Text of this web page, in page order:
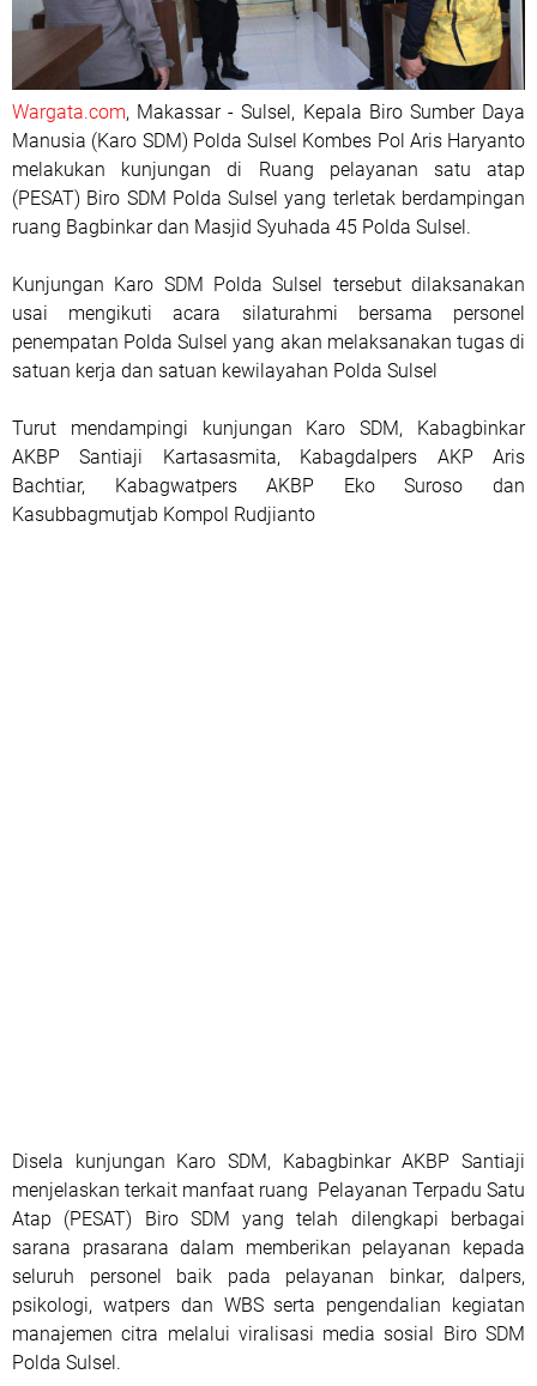
Wargata.com, Makassar - Sulsel, Kepala Biro Sumber Daya
Manusia (Karo SDM) Polda Sulsel Kombes Pol Aris Haryanto
melakukan kunjungan di Ruang pelayanan satu atap
(PESAT) Biro SDM Polda Sulsel yang terletak berdampingan
ruang Bagbinkar dan Masjid Syuhada 45 Polda Sulsel.
Kunjungan Karo SDM Polda Sulsel tersebut dilaksanakan
usai mengikuti acara silaturahmi bersama personel
penempatan Polda Sulsel yang akan melaksanakan tugas di
satuan kerja dan satuan kewilayahan Polda Sulsel
Turut mendampingi kunjungan Karo SDM, Kabagbinkar
AKBP Santiaji Kartasasmita, Kabagdalpers AKP Aris
Bachtiar, Kabagwatpers AKBP Eko Suroso dan
Kasubbagmutjab Kompol Rudjianto
Disela kunjungan Karo SDM, Kabagbinkar AKBP Santiaji
menjelaskan terkait manfaat ruang Pelayanan Terpadu Satu
Atap (PESAT) Biro SDM yang telah dilengkapi berbagai
sarana prasarana dalam memberikan pelayanan kepada
seluruh personel baik pada pelayanan binkar, dalpers,
psikologi, watpers dan WBS serta pengendalian kegiatan
manajemen citra melalui viralisasi media sosial Biro SDM
Polda Sulsel.